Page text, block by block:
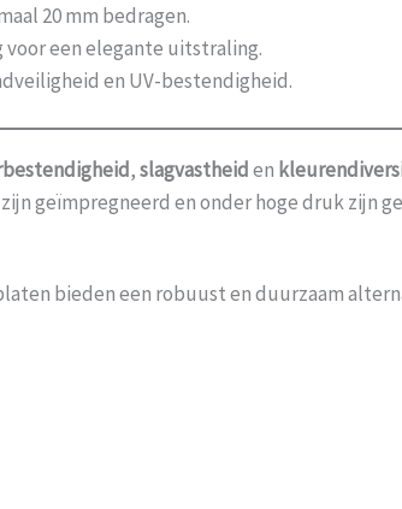
20 mm bedragen.
een elegante uitstraling.
en UV-bestendigheid.
,slagvastheiden
geïmpregneerd en onder hoge druk zijn
bieden een robuust en duurzaam